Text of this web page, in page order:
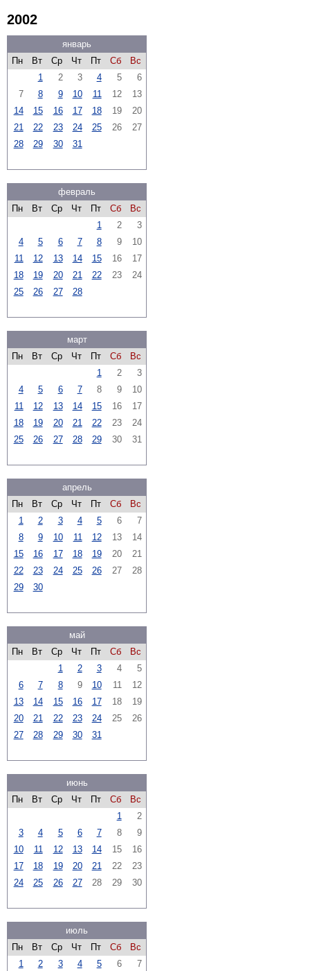
2002
январь
Пн
Вт Ср Чт Пт Сб
Вс
1
2 3 4 5
6
7
8 9 10 11 12
13
14
15 16 17 18 19
20
21
22 23 24 25 26
27
28
29 30 31
февраль
Пн
Вт Ср Чт Пт Сб
Вс
1
2
3
4
5 6 7 8 9
10
11
12 13 14 15 16
17
18
19 20 21 22 23
24
25
26 27 28
март
Пн
Вт Ср Чт Пт Сб
Вс
1
2
3
4
5 6 7 8 9
10
11
12 13 14 15 16
17
18
19 20 21 22 23
24
25
26 27 28 29 30 31
апрель
Пн
Вт Ср Чт Пт Сб
Вс
1
2 3 4 5 6
7
8
9 10 11 12 13
14
15
16 17 18 19 20
21
22
23 24 25 26 27
28
29
30
май
Пн
Вт Ср Чт Пт Сб
Вс
1
2 3 4
5
6
7 8 9 10 11
12
13
14 15 16 17 18
19
20
21 22 23 24 25
26
27
28 29 30 31
июнь
Пн
Вт Ср Чт Пт Сб
Вс
1
2
3
4 5 6 7 8
9
10
11 12 13 14 15
16
17
18 19 20 21 22
23
24
25 26 27 28 29 30
июль
Пн
Вт Ср Чт Пт Сб
Вс
1
2 3 4 5 6
7